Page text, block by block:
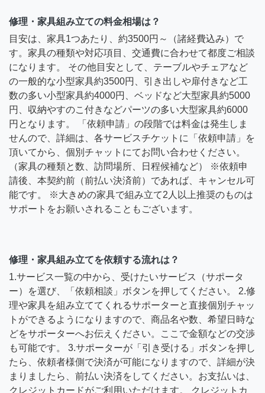
修理・家具組み立ての料金相場は？
目安は、家具1つあたり、約3500円～（諸経費込み）で
す。家具の種類や対応項目、交通費に合わせて都度ご相談
になります。 その他目安として、テーブルやチェアなど
の一般的な小型家具約3500円、引き出しや扉付きなど工
数の多い小型家具約4000円、ベッドなど大型家具約5000
円、収納やすのこ付きなどパーツの多い大型家具約6000
円となります。 「依頼申請」の段階では料金は発生しま
せんので、詳細は、各サービスチケットに「依頼申請」を
頂いてから、個別チャットにてお問い合わせください。
（家具の種類と数、訪問場所、日程候補など） ※依頼申
請後、本契約前（前払い決済前）であれば、キャンセル可
能です。 ※大きめの家具で組み立て2人以上推奨のものは
サポートをお願いされることもございます。
修理・家具組み立てを依頼する流れは？
1.サービス一覧の中から、受けたいサービス（サポータ
ー）を選び、「依頼相談」ボタンを押してください。 2.修
理や家具を組み立ててくれるサポーターと直接個別チャッ
トができるようになりますので、商品名や数、希望日時な
どをサポーターへお伝えください。ここで金額などの交渉
も可能です。 3.サポーターが「引き受ける」ボタンを押し
たら、依頼者様側で決済が可能になりますので、詳細が決
まりましたら、前払い決済をしてください。お支払いは、
クレジットカードがご利用いただけます。 クレジットカ